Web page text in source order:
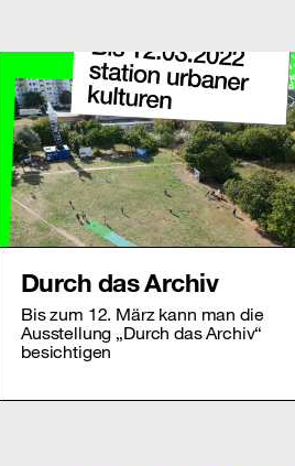
Durch das Archiv
Bis zum 12. März kann man die
Ausstellung „Durch das Archiv“
besichtigen